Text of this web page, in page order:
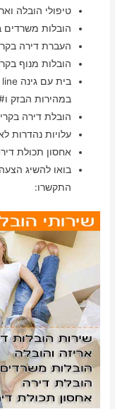
טיפולי הובלה
הובלות משרדים
העברת דירה
הובלות מנוף
במהירות הבזק
הובלת דירה
עלויות נהדרות
אחסון תכולת
בואו להשיג
התקשרו: